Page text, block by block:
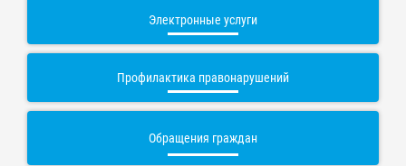
Электронные услуги
Профилактика правонарушений
Обращения граждан